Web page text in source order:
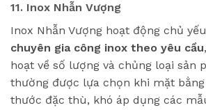
11. Inox Nhẫn Vượng
Inox Nhẫn Vượng hoạt động chủ
chuyên gia công inox theo yêu cầu
hoạt về số lượng và chủng loại sản
thường được lựa chọn khi mặt
thước đặc thù, khó áp dụng các